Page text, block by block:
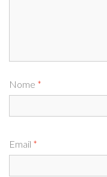
Nome *
Email *